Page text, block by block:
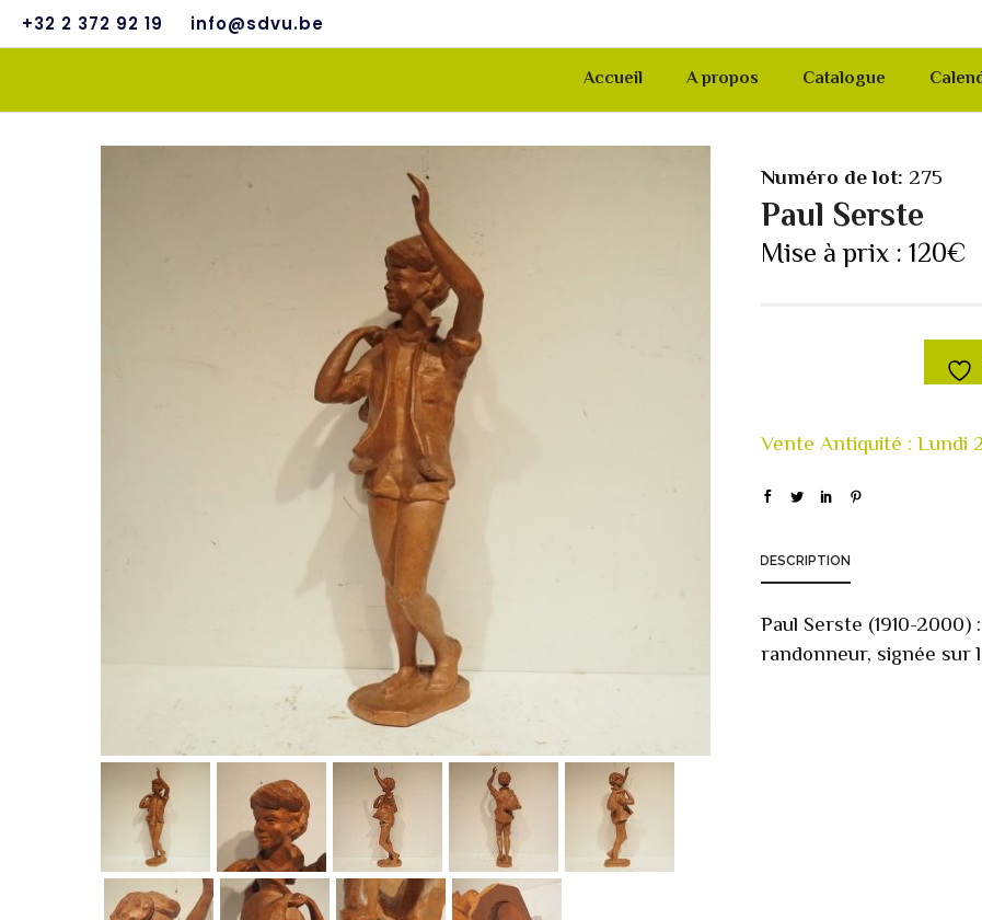
+32 2 372 92 19 info@sdvu.be
Accueil A propos Catalogue
Numéro de lot: 275
Paul Serste
Mise à prix :120€
DESCRIPTION
Paul Serste (1910-
randonneur, signée sur